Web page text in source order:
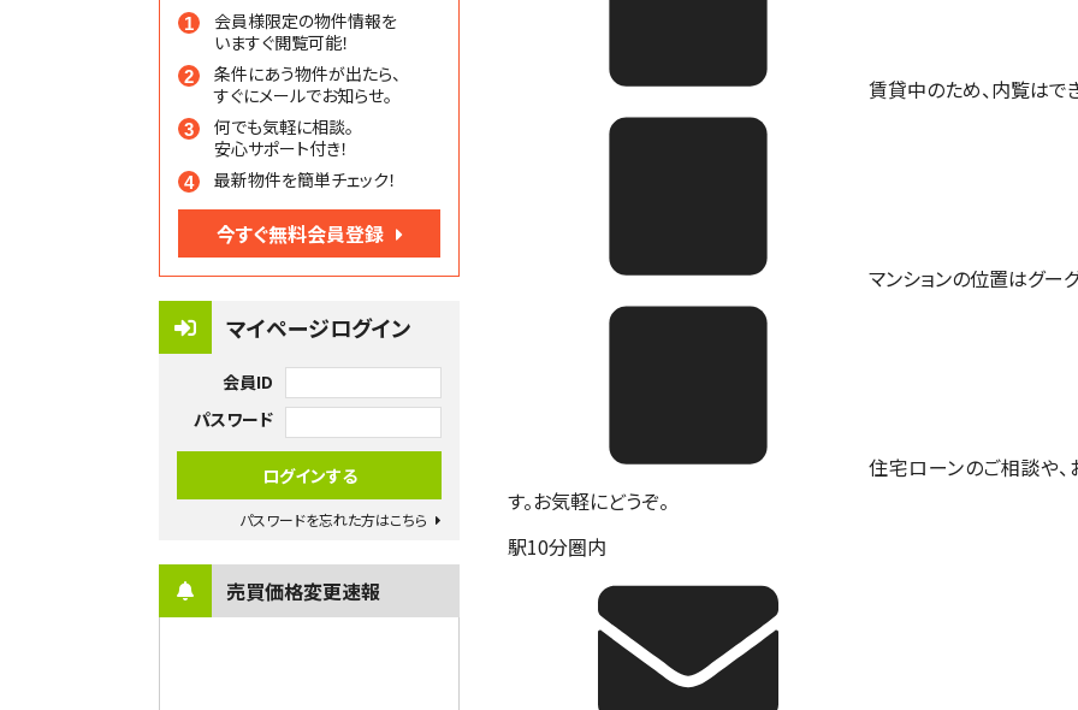
会員様限定の物件情報を
いますぐ閲覧可能！
条件にあう物件が出たら、
すぐにメールでお知らせ。
何でも気軽に相談。
安心サポート付き！
最新物件を簡単チェック！
今すぐ無料会員登録
マイページログイン
会員ID
パスワード
パスワードを忘れた方はこちら
売買価格変更速報
賃貸中のため、内覧はで
マンションの位置はグー
住宅ローンのご相談や
す。お気軽にどうぞ。
駅10分圏内